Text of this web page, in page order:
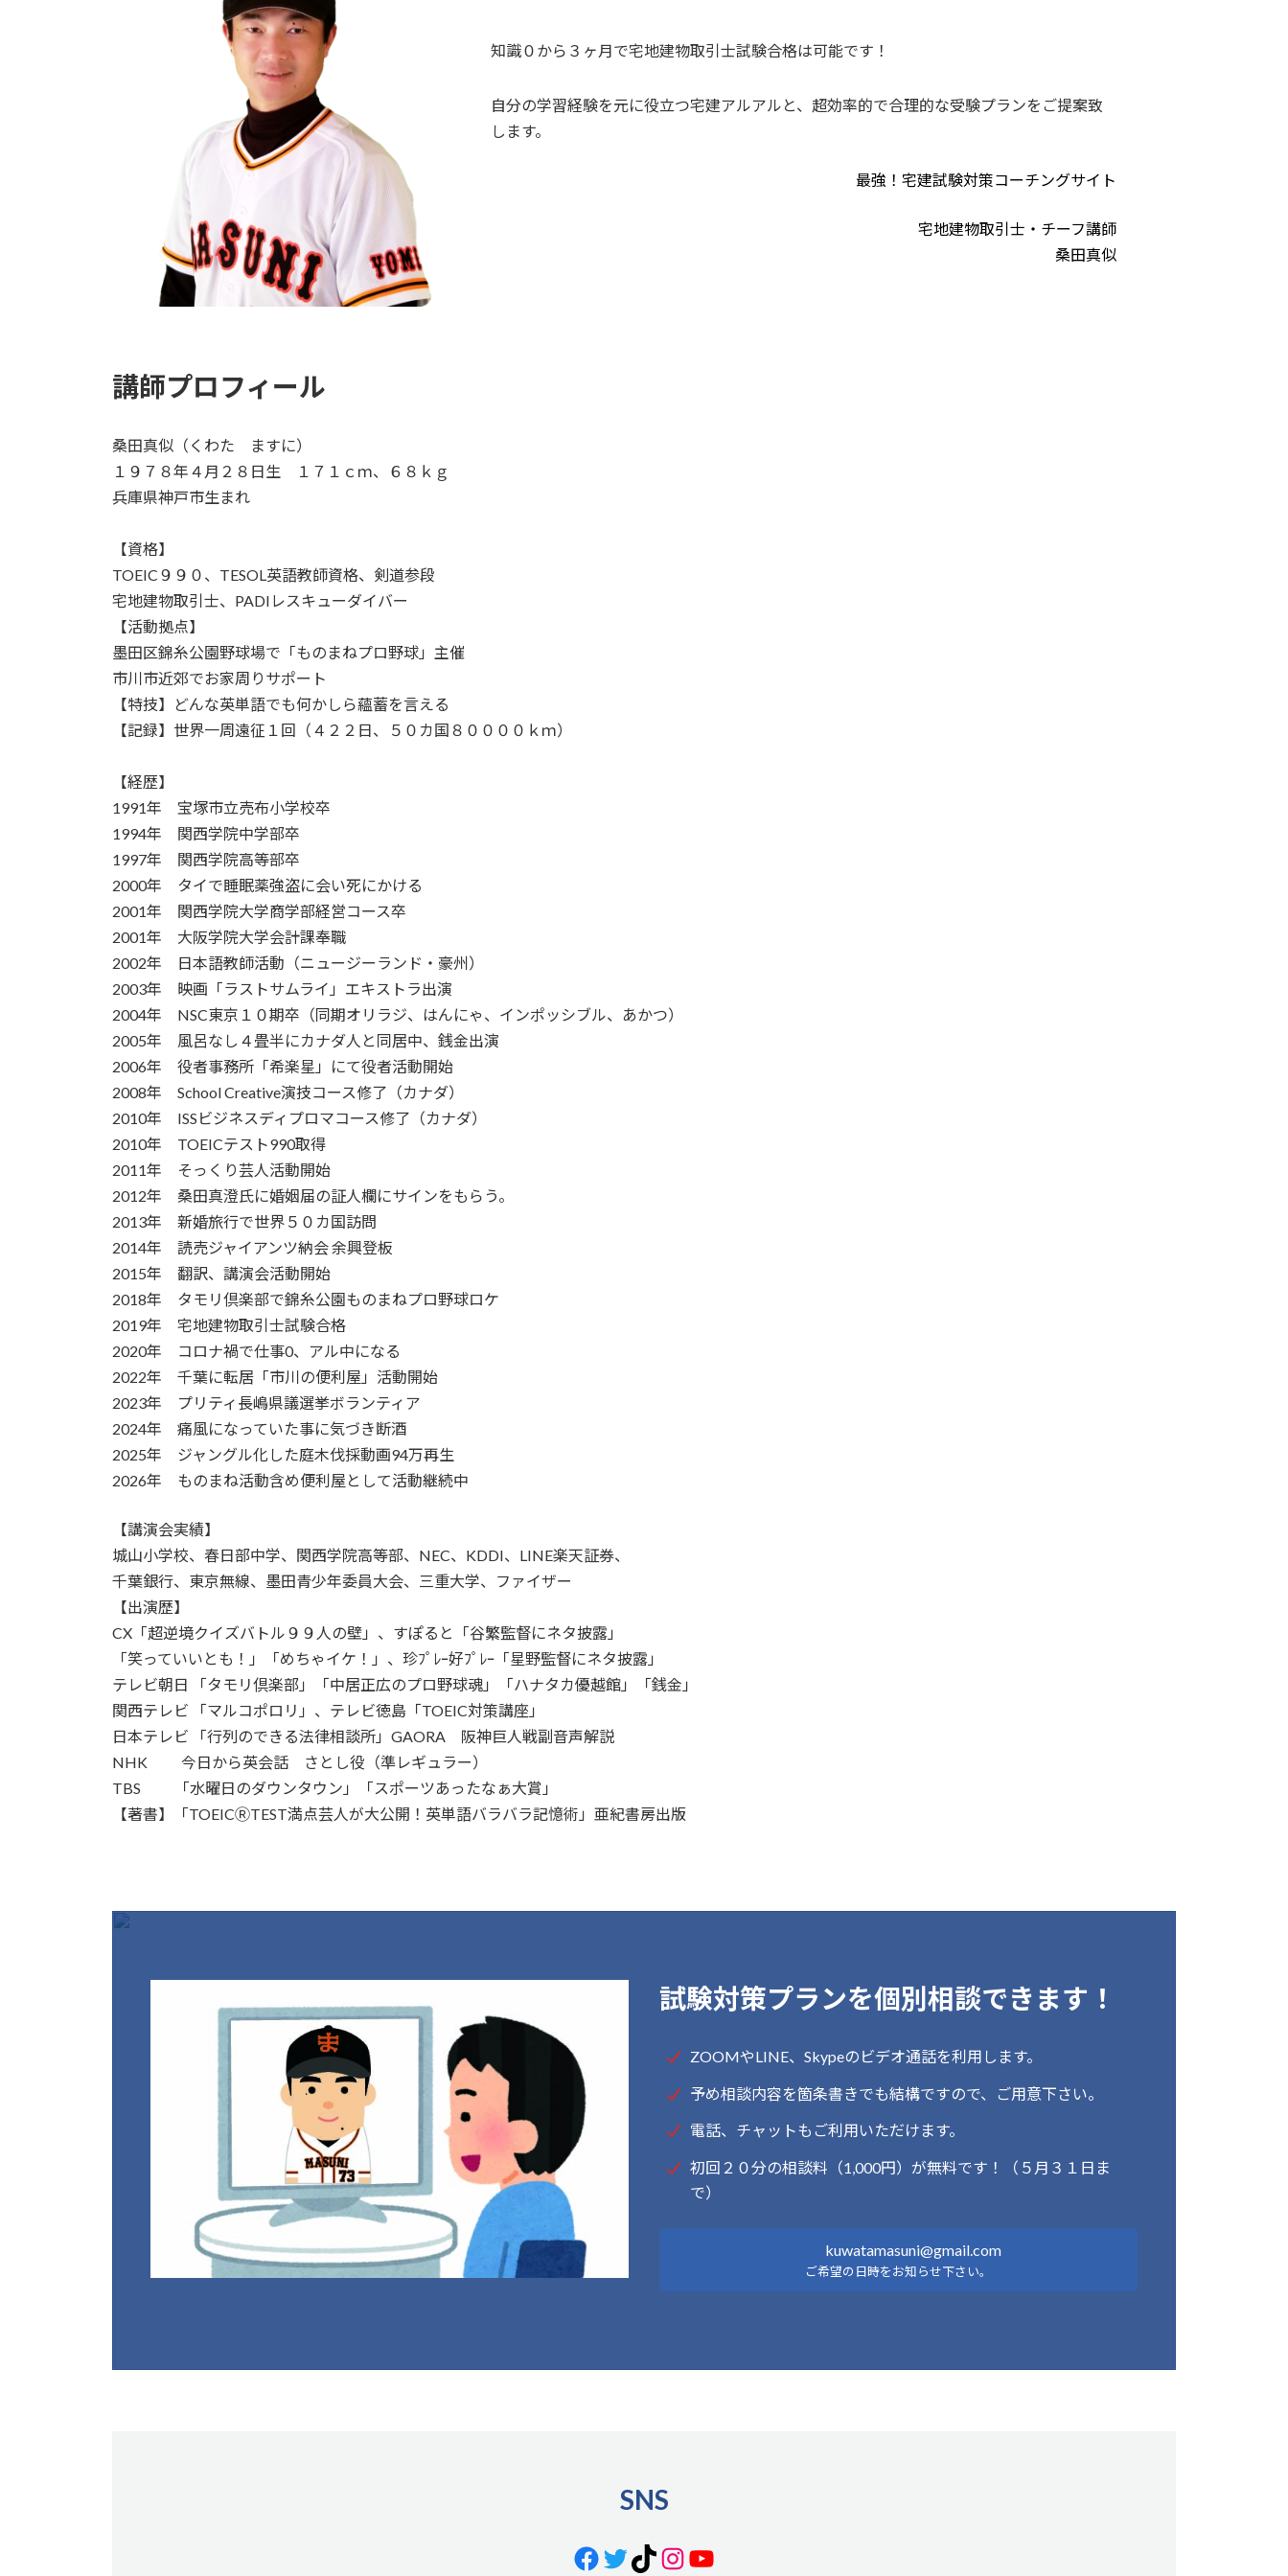
知識０から３ヶ月で宅地建物取引士試験合格は可能です！
自分の学習経験を元に役立つ宅建アルアルと、超効率的で合理的な受験プランをご提案致
します。
最強！宅建試験対策コーチングサイト
宅地建物取引士・チーフ講師
桑田真似
講師プロフィール
桑田真似（くわた ますに）
１９７８年４月２８日生 １７１ｃｍ、６８ｋｇ
兵庫県神戸市生まれ
【資格】
TOEIC９９０、TESOL英語教師資格、剣道参段
宅地建物取引士、PADIレスキューダイバー
【活動拠点】
墨田区錦糸公園野球場で「ものまねプロ野球」主催
市川市近郊でお家周りサポート
【特技】どんな英単語でも何かしら蘊蓄を言える
【記録】世界一周遠征１回（４２２日、５０カ国８００００ｋｍ）
【経歴】
1991年 宝塚市立売布小学校卒
1994年 関西学院中学部卒
1997年 関西学院高等部卒
2000年 タイで睡眠薬強盗に会い死にかける
2001年 関西学院大学商学部経営コース卒
2001年 大阪学院大学会計課奉職
2002年 日本語教師活動（ニュージーランド・豪州）
2003年 映画「ラストサムライ」エキストラ出演
2004年 NSC東京１０期卒（同期オリラジ、はんにゃ、インポッシブル、あかつ）
2005年 風呂なし４畳半にカナダ人と同居中、銭金出演
2006年 役者事務所「希楽星」にて役者活動開始
2008年 School Creative演技コース修了（カナダ）
2010年 ISSビジネスディプロマコース修了（カナダ）
2010年 TOEICテスト990取得
2011年 そっくり芸人活動開始
2012年 桑田真澄氏に婚姻届の証人欄にサインをもらう。
2013年 新婚旅行で世界５０カ国訪問
2014年 読売ジャイアンツ納会 余興登板
2015年 翻訳、講演会活動開始
2018年 タモリ倶楽部で錦糸公園ものまねプロ野球ロケ
2019年 宅地建物取引士試験合格
2020年 コロナ禍で仕事0、アル中になる
2022年 千葉に転居「市川の便利屋」活動開始
2023年 プリティ長嶋県議選挙ボランティア
2024年 痛風になっていた事に気づき断酒
2025年 ジャングル化した庭木伐採動画94万再生
2026年 ものまね活動含め便利屋として活動継続中
【講演会実績】
城山小学校、春日部中学、関西学院高等部、NEC、KDDI、LINE楽天証券、
千葉銀行、東京無線、墨田青少年委員大会、三重大学、ファイザー
【出演歴】
CX「超逆境クイズバトル９９人の壁」、すぽると「谷繁監督にネタ披露」
「笑っていいとも！」「めちゃイケ！」、珍ﾌﾟﾚｰ好ﾌﾟﾚｰ「星野監督にネタ披露」
テレビ朝日 「タモリ倶楽部」「中居正広のプロ野球魂」「ハナタカ優越館」「銭金」
関西テレビ 「マルコポロリ」、テレビ徳島「TOEIC対策講座」
日本テレビ 「行列のできる法律相談所」GAORA 阪神巨人戦副音声解説
NHK 今日から英会話 さとし役（準レギュラー）
TBS 「水曜日のダウンタウン」「スポーツあったなぁ大賞」
【著書】「TOEICⓇTEST満点芸人が大公開！英単語バラバラ記憶術」亜紀書房出版
試験対策プランを個別相談できます！
ZOOMやLINE、Skypeのビデオ通話を利用します。
予め相談内容を箇条書きでも結構ですので、ご用意下さい。
電話、チャットもご利用いただけます。
初回２０分の相談料（1,000円）が無料です！（５月３１日ま
で）
kuwatamasuni@gmail.com
ご希望の日時をお知らせ下さい。
SNS